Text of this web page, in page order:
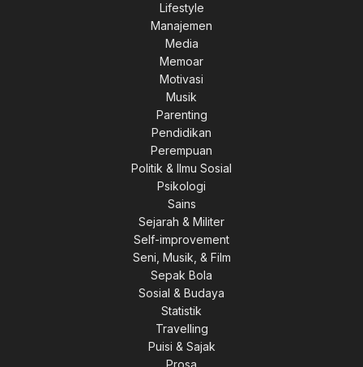
Lifestyle
Manajemen
Media
Memoar
Motivasi
Musik
Parenting
Pendidikan
Perempuan
Politik & Ilmu Sosial
Psikologi
Sains
Sejarah & Militer
Self-improvement
Seni, Musik, & Film
Sepak Bola
Sosial & Budaya
Statistik
Travelling
Puisi & Sajak